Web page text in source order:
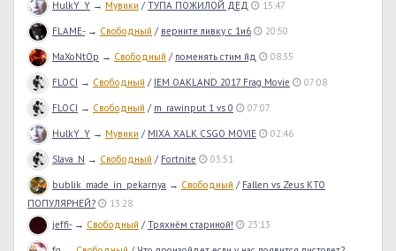
HulkY_Y → Мувики /ТУПА ПОЖИЛОЙ ДЕД 15:47
FLAME-→ Свободный / верните ливку с 1и6 20:50
MaXoNtOp → Свободный / поменять стим йд 08:35
FLOCI → Свободный / IEM OAKLAND 2017 Frag Movie 07:08
FLOCI → Свободный / m_rawinput 1 vs 0 07:07
HulkY_Y → Мувики / MIXA XALK CSGO MOVIE 02:46
Slava_N → Свободный / Fortnite 03:51
bublik_made_in_pekarnya → Свободный / Fallen vs Zeus КТО
ПОПУЛЯРНЕЙ?
13:28
jeffi-→ Свободный /Тряхнём стариной! 23:13